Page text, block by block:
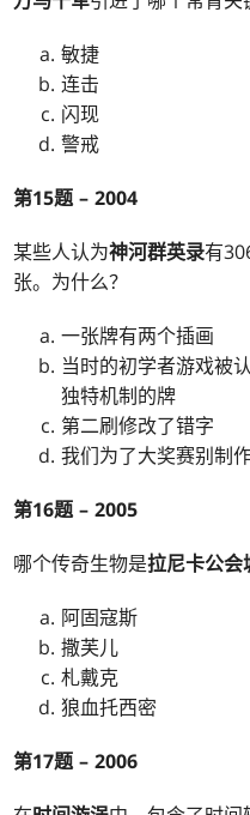
敏捷
连击
闪现
警戒
第15题 – 2004
某些人认为神河群英录有
张。为什么？
一张牌有两个插画
当时的初学者游戏被
独特机制的牌
第二刷修改了错字
我们为了大奖赛别制
第16题 – 2005
哪个传奇生物是拉尼卡公会
阿固寇斯
撒芙儿
札戴克
狼血托西密
第17题 – 2006